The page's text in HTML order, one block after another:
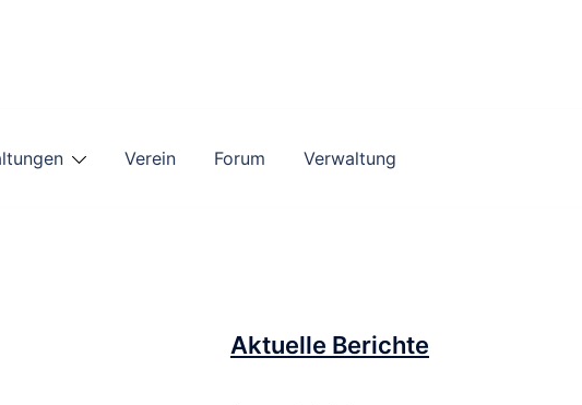
Verein Forum Verwaltung
Aktuelle Berichte